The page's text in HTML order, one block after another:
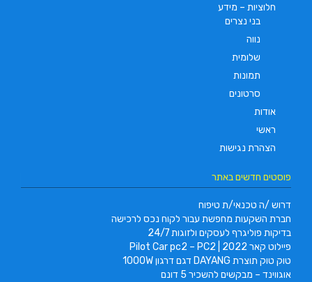
חלוציות – מידע
בני נצרים
נווה
שלומית
תמונות
סרטונים
אודות
ראשי
הצהרת נגישות
פוסטים חדשים באתר
דרוש /ה טכנאי/ת טיפוח
חברת השקעות מחפשת עבור לקוח נכס לרכישה
בדיקות פוליגרף לעסקים ולזוגות 24/7
פיילוט קאר 2022 | Pilot Car pc2 – PC2
טוק טוק תוצרת DAYANG דגם דרגון 1000W
אוגווינד – מבקשים להשכיר 5 דונם